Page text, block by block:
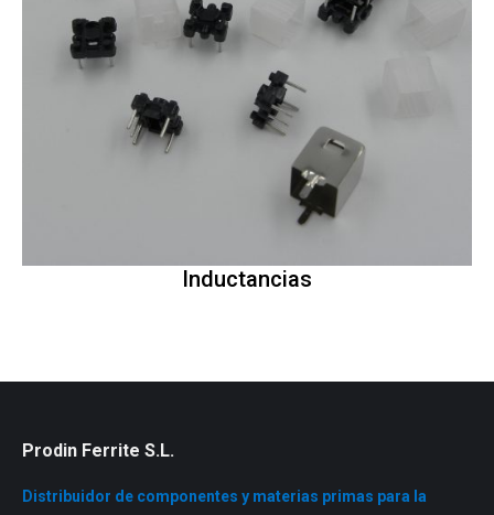
Inductancias
Prodin Ferrite S.L.
Distribuidor de componentes y materias primas para la